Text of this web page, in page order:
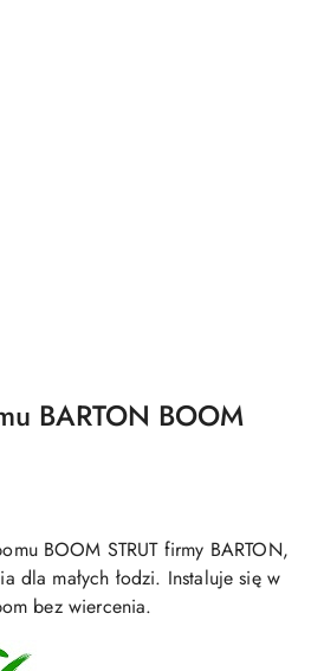
BARTON BOOM
BOOM STRUT firmy BARTON,
dla małych łodzi. Instaluje się w
bez wiercenia.